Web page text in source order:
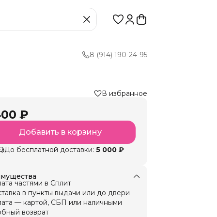
8 (914) 190-24-95
В избранное
₽
Добавить в корзину
До бесплатной доставки: 5 000 ₽
частями в Сплит
в пункты выдачи или до двери
— картой, СБП или наличными
возврат